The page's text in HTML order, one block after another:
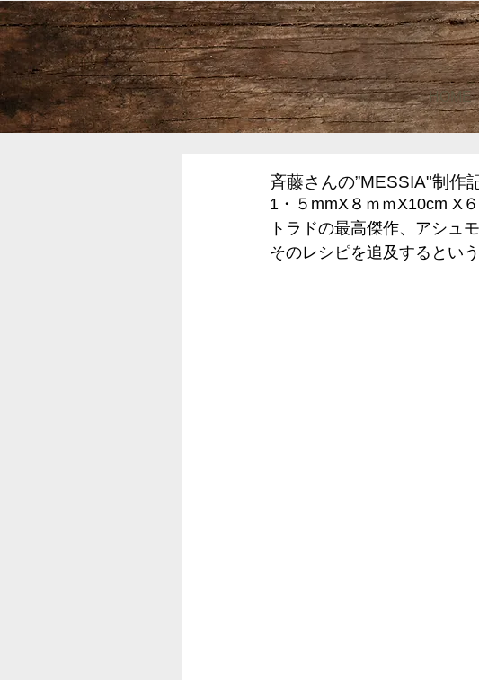
HOME
斉藤さんの”MESSIA"制作
1・５mmX８ｍｍX10cm X
トラドの最高傑作、アシュ
そのレシピを追及するという